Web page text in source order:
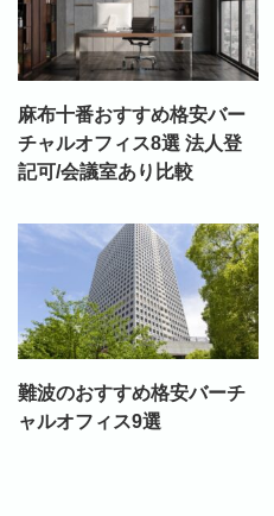
麻布十番おすすめ格安バー
チャルオフィス8選 法人登
記可/会議室あり比較
難波のおすすめ格安バーチ
ャルオフィス9選